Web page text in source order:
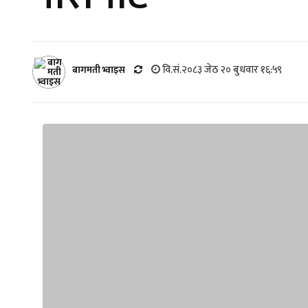
बागमती भ्वाइस वि.सं.२०८३ जेठ २० बुधवार १६:५९